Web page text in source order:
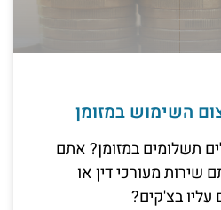
השימוש במזומן
תשלומים במזומן? אתם
שירות מעורכי דין או
עליו בצ'קים?